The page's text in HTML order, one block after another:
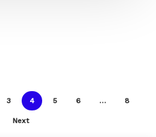
3 4 5 6 … 8
Next